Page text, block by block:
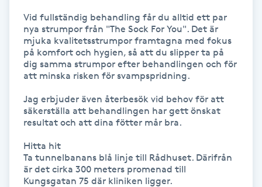
Hårvård
Hälsa
Vid fullständig behandling får du alltid ett par
nya strumpor från "The Sock For You". Det är
mjuka kvalitetsstrumpor framtagna med fokus
på komfort och hygien, så att du slipper ta på
dig samma strumpor efter behandlingen och för
att minska risken för svampspridning.
Jag erbjuder även återbesök vid behov för att
säkerställa att behandlingen har gett önskat
resultat och att dina fötter mår bra.
Hitta hit
Ta tunnelbanans blå linje till Rådhuset. Därifrån
är det cirka 300 meters promenad till
Kungsgatan 75 där kliniken ligger.